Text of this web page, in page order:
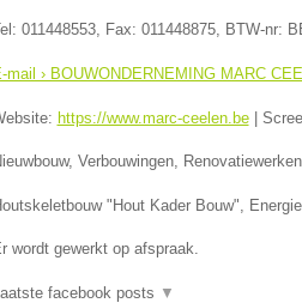
011448553, Fax: 011448875, BTW-nr:
mail › BOUWONDERNEMING MARC
https://www.marc-ceelen.be|
Verbouwingen,
"Hout Kader Bouw",
wordt gewerkt op afspraak.
facebook posts ▼